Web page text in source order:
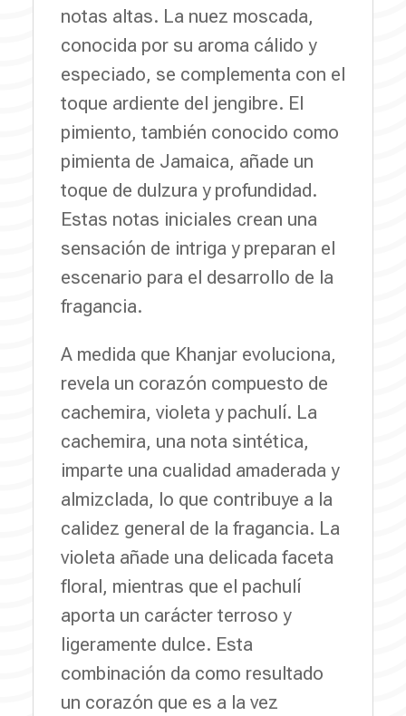
notas altas. La nuez moscada,
conocida por su aroma cálido y
especiado, se complementa con el
toque ardiente del jengibre. El
pimiento, también conocido como
pimienta de Jamaica, añade un
toque de dulzura y profundidad.
Estas notas iniciales crean una
sensación de intriga y preparan el
escenario para el desarrollo de la
fragancia.
A medida que Khanjar evoluciona,
revela un corazón compuesto de
cachemira, violeta y pachulí. La
cachemira, una nota sintética,
imparte una cualidad amaderada y
almizclada, lo que contribuye a la
calidez general de la fragancia. La
violeta añade una delicada faceta
floral, mientras que el pachulí
aporta un carácter terroso y
ligeramente dulce. Esta
combinación da como resultado
un corazón que es a la vez